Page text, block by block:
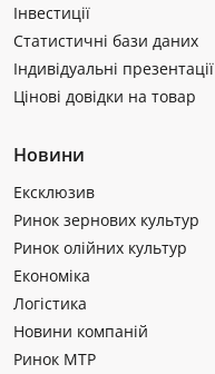
Інвестиції
Статистичні бази даних
Індивідуальні презентації
Цінові довідки на товар
Новини
Ексклюзив
Ринок зернових культур
Ринок олійних культур
Економіка
Логістика
Новини компаній
Ринок МТР